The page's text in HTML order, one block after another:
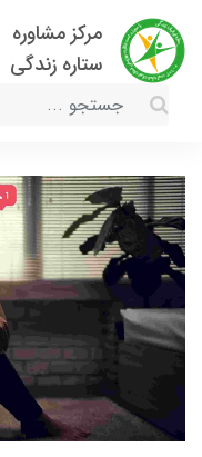
مرکز مشاوره
ستاره زندگی